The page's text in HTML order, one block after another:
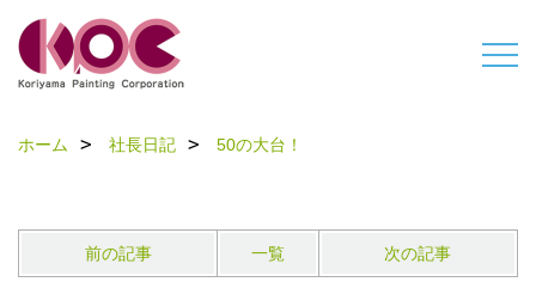
ホーム 社長日記 50の大台！
前の記事 一覧 次の記事